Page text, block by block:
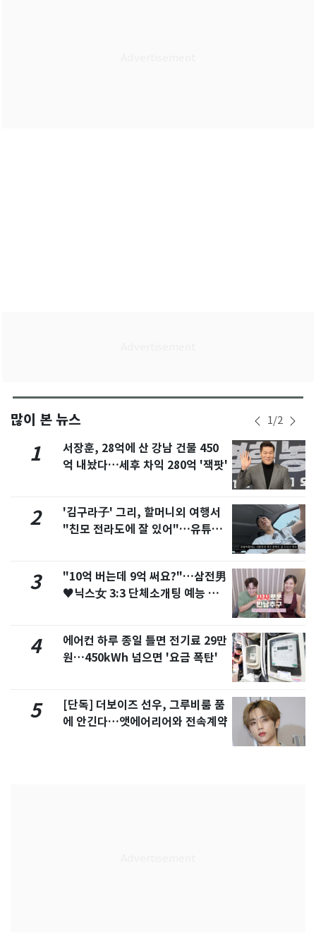
많이 본 뉴스 1/2
1
서장훈, 28억에 산 강남 건물 450
억 내놨다…세후 차익 280억 '잭팟'
2
'김구라子' 그리, 할머니외 여행서
"친모 전라도에 잘 있어"…유튜브
3
"10억 버는데 9억 써요?"…삼전男
♥닉스女 3:3 단체소개팅 예능 화
4
에어컨 하루 종일 틀면 전기료 29만
원…450kWh 넘으면 '요금 폭탄'
5
[단독] 더보이즈 선우, 그루비룸 품
에 안긴다…앳에어리어와 전속계약